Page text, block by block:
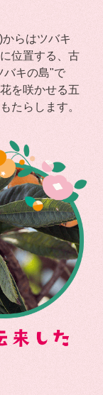
らはツバキ
位置する、古
バキの島"で
を咲かせる五
たらします。